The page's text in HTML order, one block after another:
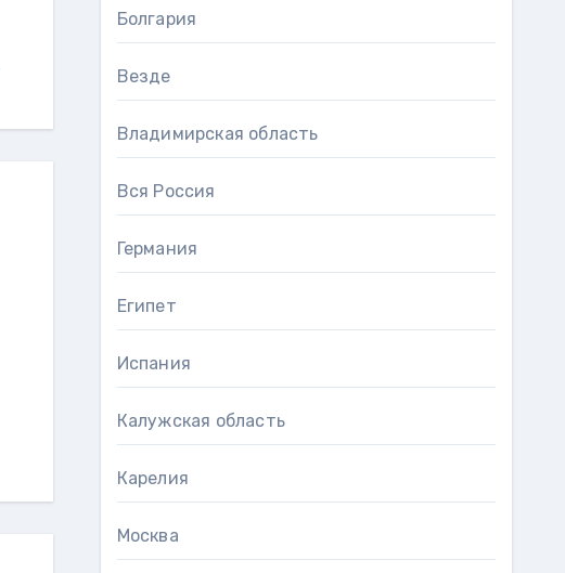
Болгария
Везде
Владимирская область
Вся Россия
Германия
Египет
Испания
Калужская область
Карелия
Москва